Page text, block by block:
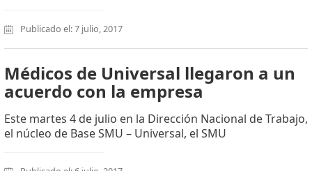
Publicado el: 7 julio, 2017
Médicos de Universal llegaron a un
acuerdo con la empresa
Este martes 4 de julio en la Dirección Nacional de Trabajo,
el núcleo de Base SMU – Universal, el SMU